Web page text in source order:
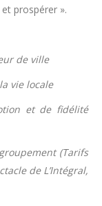
prospérer ».
de ville
vie locale
et de fidélité
(Tarifs
de L’Intégral,